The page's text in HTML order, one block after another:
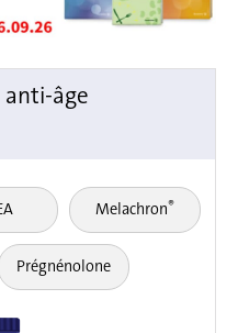
anti-âge
Melachron®
Prégnénolone